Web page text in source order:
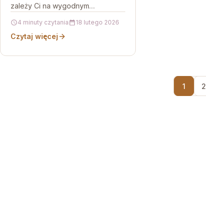
zależy Ci na wygodnym
miejscu, gdzie kot korzysta…
4 minuty czytania 18 lutego 2026
Czytaj więcej
1 2